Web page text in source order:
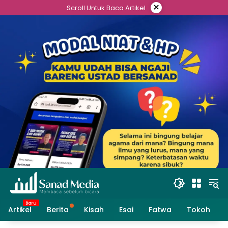
to
Scroll Untuk Baca Artikel ×
Artikel Berita Kisah Esai Fatwa Tokoh